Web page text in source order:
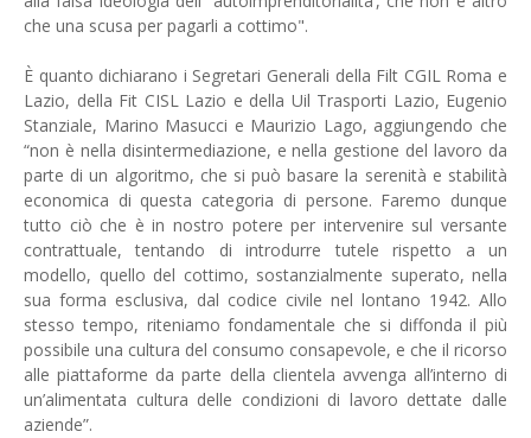
che una scusa per pagarli a cottimo".
È quanto dichiarano i Segretari Generali della Filt CGIL Roma e
Lazio, della Fit CISL Lazio e della Uil Trasporti Lazio, Eugenio
Stanziale, Marino Masucci e Maurizio Lago, aggiungendo che
“non è nella disintermediazione, e nella gestione del lavoro da
parte di un algoritmo, che si può basare la serenità e stabilità
economica di questa categoria di persone. Faremo dunque
tutto ciò che è in nostro potere per intervenire sul versante
contrattuale, tentando di introdurre tutele rispetto a un
modello, quello del cottimo, sostanzialmente superato, nella
sua forma esclusiva, dal codice civile nel lontano 1942. Allo
stesso tempo, riteniamo fondamentale che si diffonda il più
possibile una cultura del consumo consapevole, e che il ricorso
alle piattaforme da parte della clientela avvenga all’interno di
un’alimentata cultura delle condizioni di lavoro dettate dalle
aziende”.